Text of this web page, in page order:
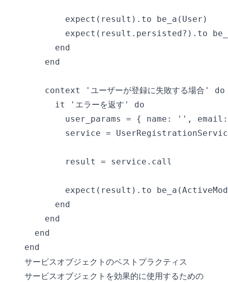
        expect(result).to be_a(User)
expect(result.persisted?).to
      end
    end
    context 'ユーザーが登録に失敗する場合' do
      it 'エラーを返す' do
user_params = { name: '',
service =
        result = service.call
expect(result).to
      end
    end
  end
サービスオブジェクトのベストプラクティス
サービスオブジェクトを効果的に使用するための